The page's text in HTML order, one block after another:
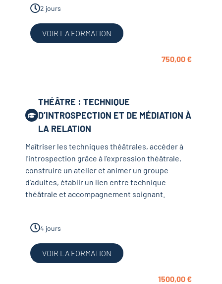
2 jours
VOIR LA FORMATION
750,00€
THÉÂTRE : TECHNIQUE
D’INTROSPECTION ET DE MÉDIATION À
LA RELATION
Maîtriser les techniques théâtrales, accéder à
l’introspection grâce à l’expression théâtrale,
construire un atelier et animer un groupe
d’adultes, établir un lien entre technique
théâtrale et accompagnement soignant.
4 jours
VOIR LA FORMATION
1500,00€